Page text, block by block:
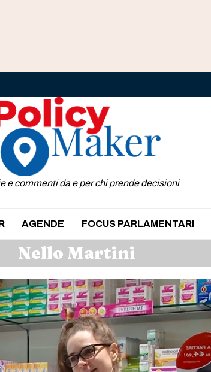
e commenti da e per chi prende decisioni
AGENDE FOCUS PARLAMENTARI
Nello Martini